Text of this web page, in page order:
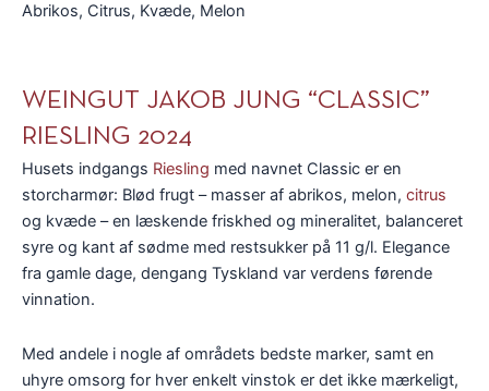
Abrikos, Citrus, Kvæde, Melon
WEINGUT JAKOB JUNG “CLASSIC”
RIESLING 2024
Husets indgangs Riesling med navnet Classic er en
storcharmør: Blød frugt – masser af abrikos, melon, citrus
og kvæde – en læskende friskhed og mineralitet, balanceret
syre og kant af sødme med restsukker på 11 g/l. Elegance
fra gamle dage, dengang Tyskland var verdens førende
vinnation.
Med andele i nogle af områdets bedste marker, samt en
uhyre omsorg for hver enkelt vinstok er det ikke mærkeligt,